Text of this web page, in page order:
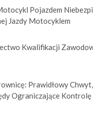
Pojazdem
Jazdy Motocyklem
Kwalifikacji
Prawidłowy
Ograniczające Kontrolę